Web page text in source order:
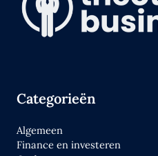
Categorieën
Algemeen
Finance en investeren